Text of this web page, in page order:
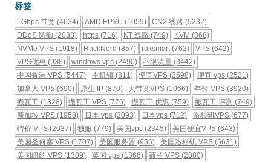
标签
1Gbps 带宽 (4634) AMD EPYC (1059) CN2 线路 (5232)
DDoS 防御 (2038) https(716) KT 线路 (749) KVM (868)
NVMe VPS (1918) RackNerd (857) raksmart(762) VPS(642)
VPS优惠 (936) windows vps(2490) 不限流量 (3442)
中国香港 VPS (5447) 主机镇(811) 便宜VPS (3598) 便宜 vps(2521)
加拿大 VPS (690) 原生 IP(870) 大带宽VPS (1066) 年付 VPS(3920)
搬瓦工 (1328) 搬瓦工 VPS(776) 搬瓦工 优惠 (759) 搬瓦工 评测 (749)
新加坡 VPS (1958) 日本 vps(3093) 日本vps (712) 洛杉矶VPS(677)
特价 VPS (2037) 独服 (779) 美国vps (2345) 美国便宜VPS(643)
美国圣何塞 VPS (1707) 美国服务器 (956) 美国洛杉矶 VPS (5631)
美国纽约 VPS (1309) 英国 vps(1366) 荷兰 VPS (2080)